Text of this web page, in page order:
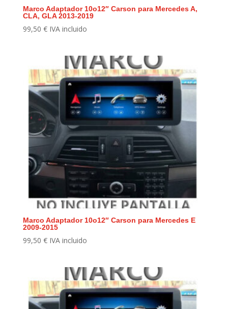
Marco Adaptador 10o12″ Carson para Mercedes A,
CLA, GLA 2013-2019
99,50 € IVA incluido
Marco Adaptador 10o12″ Carson para Mercedes E
2009-2015
99,50 € IVA incluido